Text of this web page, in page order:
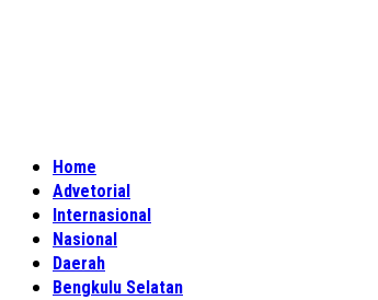
Home
Advetorial
Internasional
Nasional
Daerah
Bengkulu Selatan